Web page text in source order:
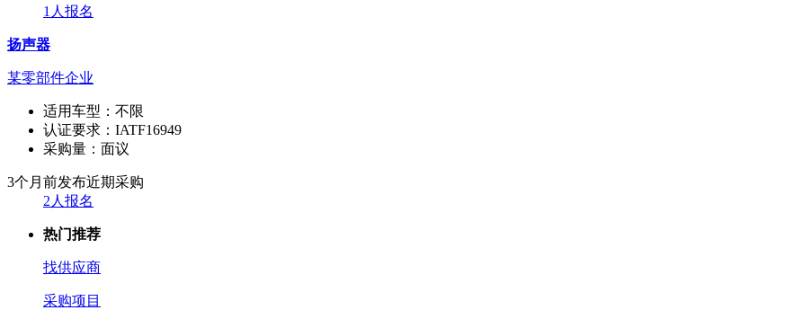
1人报名
扬声器
某零部件企业
适用车型： 不限
认证要求： IATF16949
采购量： 面议
3个月前发布近期采购
2人报名
热门推荐
找供应商
采购项目